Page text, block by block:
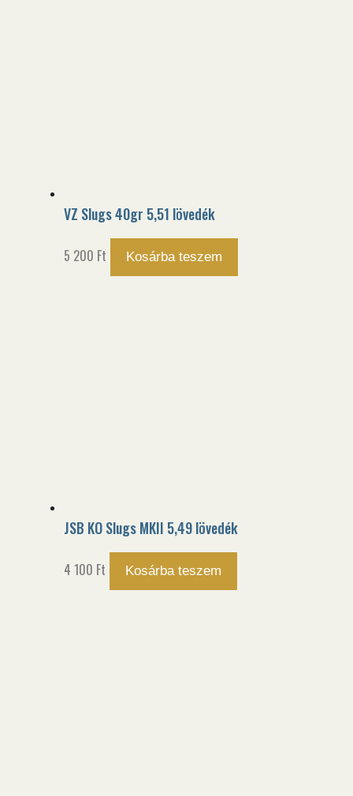
VZ Slugs 40gr 5,51 lövedék
5 200 Ft Kosárba teszem
JSB KO Slugs MKII 5,49 lövedék
4 100 Ft Kosárba teszem